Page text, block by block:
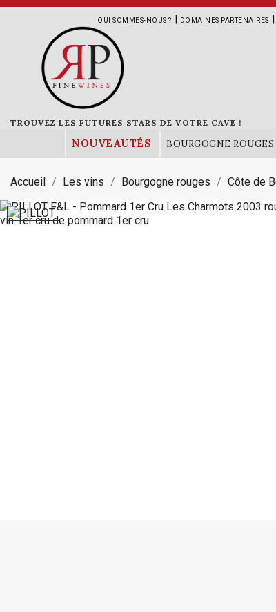
QUI SOMMES-NOUS ? | DOMAINES PARTENAIRES |
TROUVEZ LES FUTURES STARS DE VOTRE CAVE !
NOUVEAUTÉS BOURGOGNE ROUGES
Accueil Les vins Bourgogne rouges Côte de